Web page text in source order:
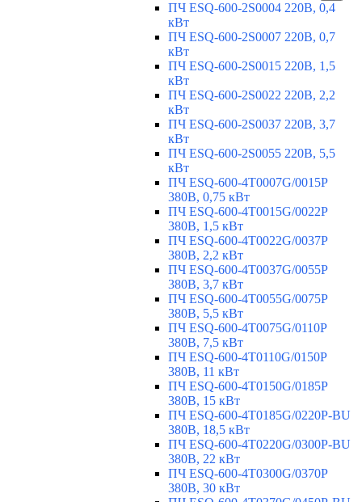
ПЧ ESQ-600-2S0004 220В, 0,4
кВт
ПЧ ESQ-600-2S0007 220В, 0,7
кВт
ПЧ ESQ-600-2S0015 220В, 1,5
кВт
ПЧ ESQ-600-2S0022 220В, 2,2
кВт
ПЧ ESQ-600-2S0037 220В, 3,7
кВт
ПЧ ESQ-600-2S0055 220В, 5,5
кВт
ПЧ ESQ-600-4T0007G/0015P
380В, 0,75 кВт
ПЧ ESQ-600-4T0015G/0022P
380В, 1,5 кВт
ПЧ ESQ-600-4T0022G/0037P
380В, 2,2 кВт
ПЧ ESQ-600-4T0037G/0055P
380В, 3,7 кВт
ПЧ ESQ-600-4T0055G/0075P
380В, 5,5 кВт
ПЧ ESQ-600-4T0075G/0110P
380В, 7,5 кВт
ПЧ ESQ-600-4T0110G/0150P
380В, 11 кВт
ПЧ ESQ-600-4T0150G/0185P
380В, 15 кВт
ПЧ ESQ-600-4T0185G/0220P-BU
380В, 18,5 кВт
ПЧ ESQ-600-4T0220G/0300P-BU
380В, 22 кВт
ПЧ ESQ-600-4T0300G/0370P
380В, 30 кВт